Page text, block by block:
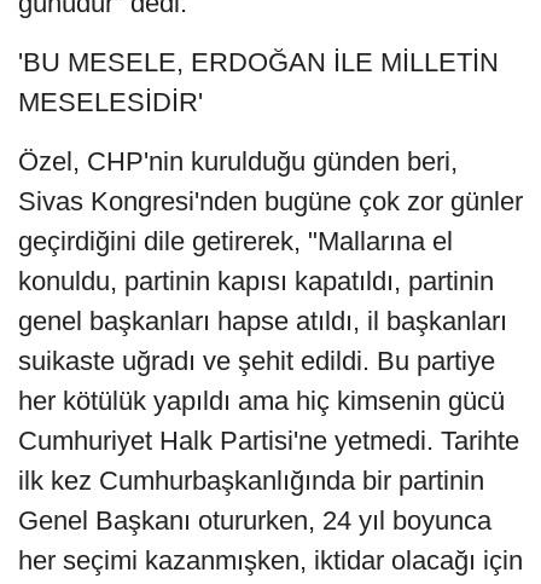
'BU MESELE, ERDOĞAN İLE MİLLETİN
MESELESİDİR'
Özel, CHP'nin kurulduğu günden beri,
Sivas Kongresi'nden bugüne çok zor günler
geçirdiğini dile getirerek, "Mallarına el
konuldu, partinin kapısı kapatıldı, partinin
genel başkanları hapse atıldı, il başkanları
suikaste uğradı ve şehit edildi. Bu partiye
her kötülük yapıldı ama hiç kimsenin gücü
Cumhuriyet Halk Partisi'ne yetmedi. Tarihte
ilk kez Cumhurbaşkanlığında bir partinin
Genel Başkanı otururken, 24 yıl boyunca
her seçimi kazanmışken, iktidar olacağı için